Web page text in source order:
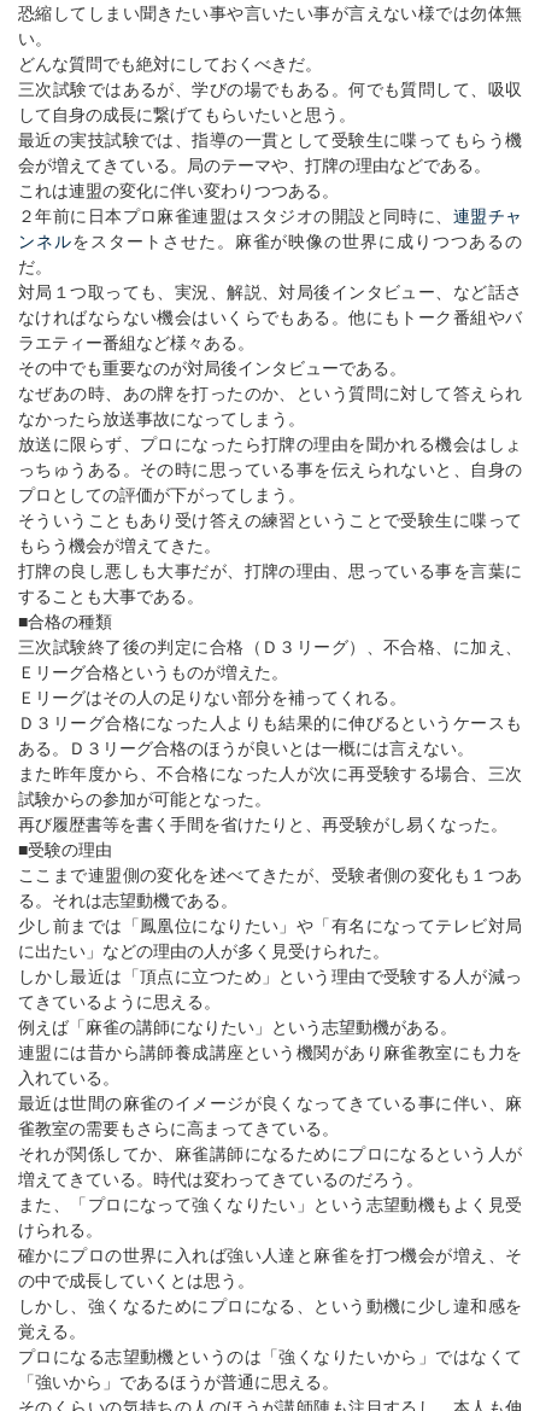
恐縮してしまい聞きたい事や言いたい事が言えない様では勿体無
い。
どんな質問でも絶対にしておくべきだ。
三次試験ではあるが、学びの場でもある。何でも質問して、吸収
して自身の成長に繋げてもらいたいと思う。
最近の実技試験では、指導の一貫として受験生に喋ってもらう機
会が増えてきている。局のテーマや、打牌の理由などである。
これは連盟の変化に伴い変わりつつある。
２年前に日本プロ麻雀連盟はスタジオの開設と同時に、 連盟チャ
ンネルをスタートさせた。麻雀が映像の世界に成りつつあるの
だ。
対局１つ取っても、実況、解説、対局後インタビュー、など話さ
なければならない機会はいくらでもある。他にもトーク番組やバ
ラエティー番組など様々ある。
その中でも重要なのが対局後インタビューである。
なぜあの時、あの牌を打ったのか、という質問に対して答えられ
なかったら放送事故になってしまう。
放送に限らず、プロになったら打牌の理由を聞かれる機会はしょ
っちゅうある。その時に思っている事を伝えられないと、自身の
プロとしての評価が下がってしまう。
そういうこともあり受け答えの練習ということで受験生に喋って
もらう機会が増えてきた。
打牌の良し悪しも大事だが、打牌の理由、思っている事を言葉に
することも大事である。
■合格の種類
三次試験終了後の判定に合格（Ｄ３リーグ）、不合格、に加え、
Ｅリーグ合格というものが増えた。
Ｅリーグはその人の足りない部分を補ってくれる。
Ｄ３リーグ合格になった人よりも結果的に伸びるというケースも
ある。Ｄ３リーグ合格のほうが良いとは一概には言えない。
また昨年度から、不合格になった人が次に再受験する場合、三次
試験からの参加が可能となった。
再び履歴書等を書く手間を省けたりと、再受験がし易くなった。
■受験の理由
ここまで連盟側の変化を述べてきたが、受験者側の変化も１つあ
る。それは志望動機である。
少し前までは「鳳凰位になりたい」や「有名になってテレビ対局
に出たい」などの理由の人が多く見受けられた。
しかし最近は「頂点に立つため」という理由で受験する人が減っ
てきているように思える。
例えば「麻雀の講師になりたい」という志望動機がある。
連盟には昔から講師養成講座という機関があり麻雀教室にも力を
入れている。
最近は世間の麻雀のイメージが良くなってきている事に伴い、麻
雀教室の需要もさらに高まってきている。
それが関係してか、麻雀講師になるためにプロになるという人が
増えてきている。時代は変わってきているのだろう。
また、「プロになって強くなりたい」という志望動機もよく見受
けられる。
確かにプロの世界に入れば強い人達と麻雀を打つ機会が増え、そ
の中で成長していくとは思う。
しかし、強くなるためにプロになる、という動機に少し違和感を
覚える。
プロになる志望動機というのは「強くなりたいから」ではなくて
「強いから」であるほうが普通に思える。